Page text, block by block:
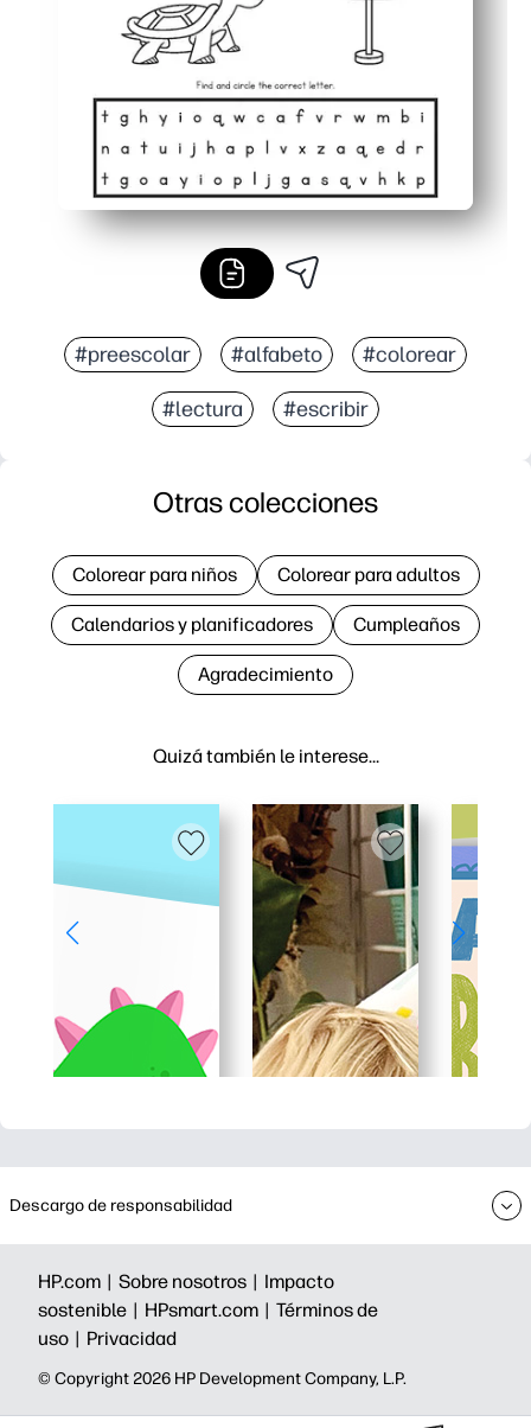
#preescolar #alfabeto #colorear
#lectura #escribir
Quizá también le interese…
Otras colecciones
Colorear para niños Colorear para adultos
Calendarios y planificadores Cumpleaños
Agradecimiento
Descargo de responsabilidad
HP.com | Sobre nosotros | Impacto
sostenible | HPsmart.com | Términos de
uso | Privacidad
©️ Copyright 2026 HP Development Company, L.P.